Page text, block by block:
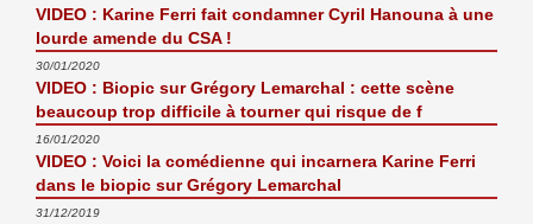
VIDEO : Karine Ferri fait condamner Cyril Hanouna à une
lourde amende du CSA !
30/01/2020
VIDEO : Biopic sur Grégory Lemarchal : cette scène
beaucoup trop difficile à tourner qui risque de f
16/01/2020
VIDEO : Voici la comédienne qui incarnera Karine Ferri
dans le biopic sur Grégory Lemarchal
31/12/2019